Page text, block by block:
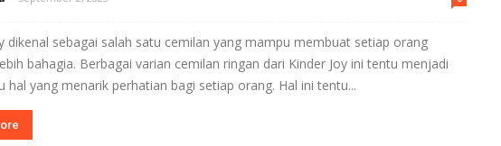
dikenal sebagai salah satu cemilan yang mampu membuat setiap orang
bahagia. Berbagai varian cemilan ringan dari Kinder Joy ini tentu menjadi
hal yang menarik perhatian bagi setiap orang. Hal ini tentu...